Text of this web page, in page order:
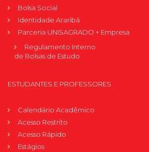
Bolsa Social
Identidade Araribá
Parceria UNISAGRADO + Empresa
Regulamento Interno
de Bolsas de Estudo
ESTUDANTES E PROFESSORES
Calendário Acadêmico
Acesso Restrito
Acesso Rápido
Estágios